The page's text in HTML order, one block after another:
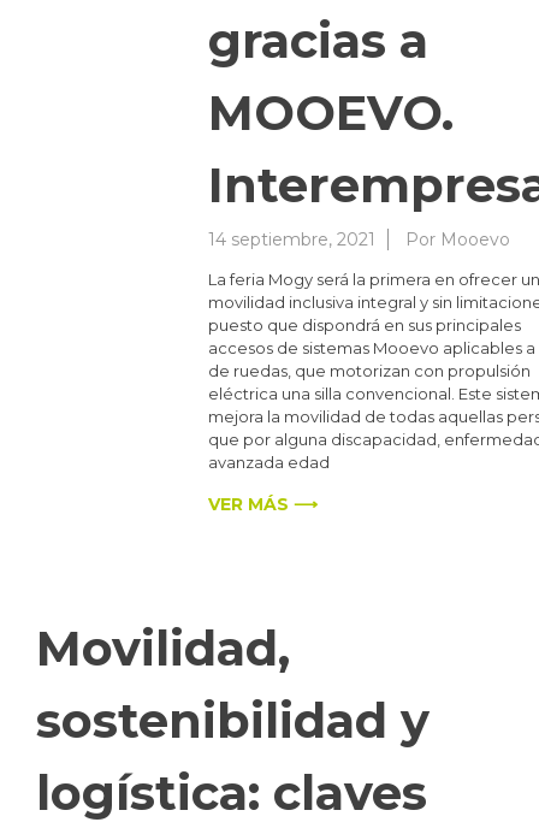
gracias a
MOOEVO.
14 septiembre, 2021 Por Mooevo
La feria Mogy será la primera en ofrecer
movilidad inclusiva integral y sin
puesto que dispondrá en sus principales
accesos de sistemas Mooevo aplicables a
de ruedas, que motorizan con propulsión
eléctrica una silla convencional. Este
mejora la movilidad de todas aquellas
que por alguna discapacidad,
avanzada edad
VER MÁS ⟶
Movilidad,
sostenibilidad y
logística: claves